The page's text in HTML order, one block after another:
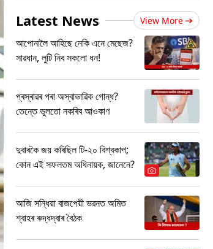
Latest News View More
আপোনালৈ আহিছে নেকি এনে মেছেজ?
সাৱধান, লুটি নিব সকলো ধন!
প্ৰস্ৰাৱৰ পৰা অস্বাভাৱিক গোন্ধ?
তেন্তে ভুলতো নকৰিব আওকাণ
দুবাৰকৈ জয় কৰিছিল টি-২০ বিশ্বকাপ;
কোন এই সফলতম অধিনায়ক, জানেনে?
আজি সন্ধিয়া বাজপেয়ী ভৱনত অমিত
শ্বাহৰ ৰুদ্ধদ্বাৰ বৈঠক